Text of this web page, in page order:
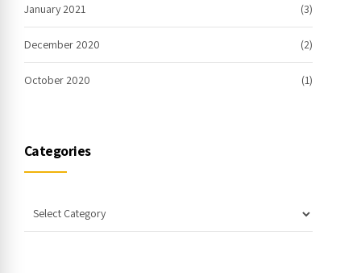
January 2021 (3)
December 2020 (2)
October 2020 (1)
Categories